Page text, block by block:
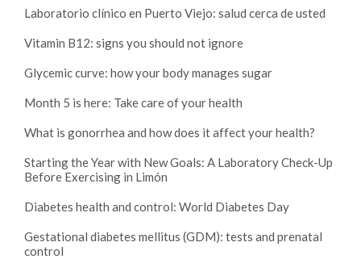
Laboratorio clínico en Puerto Viejo: salud cerca de usted
Vitamin B12: signs you should not ignore
Glycemic curve: how your body manages sugar
Month 5 is here: Take care of your health
What is gonorrhea and how does it affect your health?
Starting the Year with New Goals: A Laboratory Check-Up
Before Exercising in Limón
Diabetes health and control: World Diabetes Day
Gestational diabetes mellitus (GDM): tests and prenatal
control